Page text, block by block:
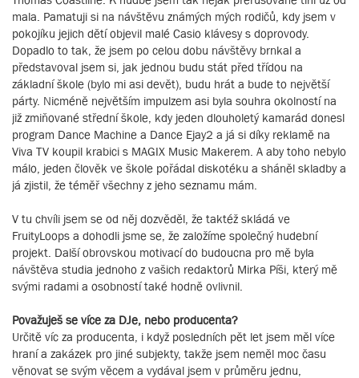
mala. Pamatuji si na návštěvu známých mých rodičů, kdy jsem v
pokojíku jejich dětí objevil malé Casio klávesy s doprovody.
Dopadlo to tak, že jsem po celou dobu návštěvy brnkal a
představoval jsem si, jak jednou budu stát před třídou na
základní škole (bylo mi asi devět), budu hrát a bude to největší
párty. Nicméně největším impulzem asi byla souhra okolností na
již zmiňované střední škole, kdy jeden dlouholetý kamarád donesl
program Dance Machine a Dance Ejay2 a já si díky reklamě na
Viva TV koupil krabici s MAGIX Music Makerem. A aby toho nebylo
málo, jeden člověk ve škole pořádal diskotéku a sháněl skladby a
já zjistil, že téměř všechny z jeho seznamu mám.
V tu chvíli jsem se od něj dozvěděl, že taktéž skládá ve
FruityLoops a dohodli jsme se, že založíme společný hudební
projekt. Další obrovskou motivací do budoucna pro mě byla
návštěva studia jednoho z vašich redaktorů Mirka Píši, který mě
svými radami a osobností také hodně ovlivnil.
Považuješ se více za DJe, nebo producenta?
Určitě víc za producenta, i když posledních pět let jsem měl více
hraní a zakázek pro jiné subjekty, takže jsem neměl moc času
věnovat se svým věcem a vydával jsem v průměru jednu,